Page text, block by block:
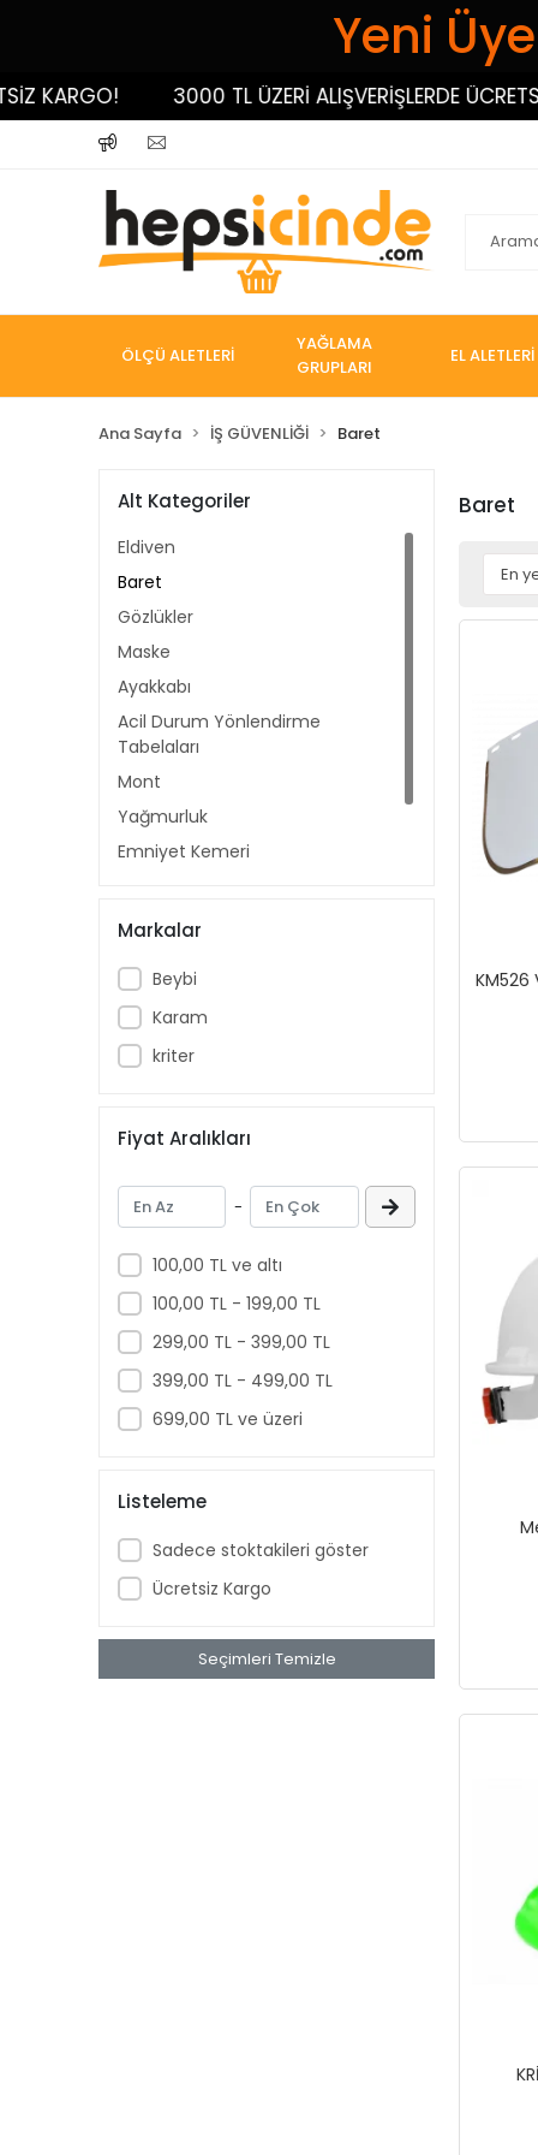
Yeni
3000 TL ÜZERİ ALIŞVERİŞLERDE ÜCRETSİZ
ÖLÇÜ ALETLERİ
YAĞLAMA
GRUPLARI
EL ALETLERİ
Ana Sayfa İŞ GÜVENLİĞİ Baret
Alt Kategoriler
Eldiven
Baret
Gözlükler
Maske
Ayakkabı
Acil Durum Yönlendirme
Tabelaları
Mont
Yağmurluk
Emniyet Kemeri
Kulaklıklar & Tıkaçlar
Markalar
Beybi
Karam
kriter
Fiyat Aralıkları
-
100,00 TL ve altı
100,00 TL - 199,00 TL
299,00 TL - 399,00 TL
399,00 TL - 499,00 TL
699,00 TL ve üzeri
Listeleme
Sadece stoktakileri göster
Ücretsiz Kargo
Seçimleri Temizle
Baret
KM526